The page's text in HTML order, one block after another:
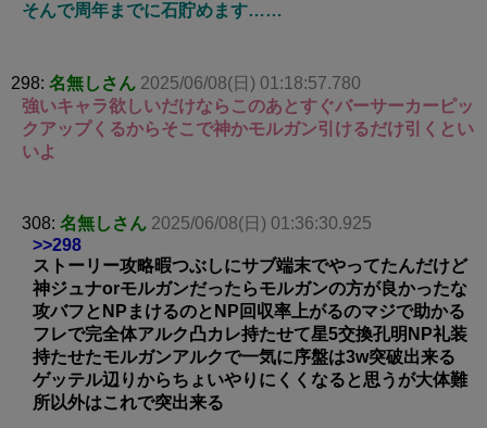
そんで周年までに石貯めます……
298: 名無しさん 2025/06/08(日) 01:18:57.780
強いキャラ欲しいだけならこのあとすぐバーサーカーピッ
クアップくるからそこで神かモルガン引けるだけ引くとい
いよ
308: 名無しさん 2025/06/08(日) 01:36:30.925
>>298
ストーリー攻略暇つぶしにサブ端末でやってたんだけど
神ジュナorモルガンだったらモルガンの方が良かったな
攻バフとNPまけるのとNP回収率上がるのマジで助かる
フレで完全体アルク凸カレ持たせて星5交換孔明NP礼装
持たせたモルガンアルクで一気に序盤は3w突破出来る
ゲッテル辺りからちょいやりにくくなると思うが大体難
所以外はこれで突出来る